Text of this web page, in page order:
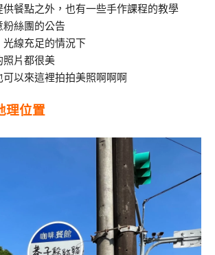
餐點之外， 也有一些手作課程的教學
粉絲團的公告
線充足的情況下
照片都很美
以來這裡拍拍美照啊啊啊
理位置